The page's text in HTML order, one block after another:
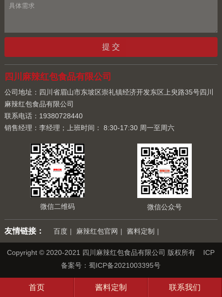
四川麻辣红包食品有限公司
公司地址：四川省眉山市东坡区崇礼镇经济开发东区上臾路35号四川
麻辣红包食品有限公司
联系电话：19380728440
销售经理：李经理；上班时间： 8:30-17:30 周一至周六
微信公众号
微信二维码
友情链接： 百度 | 麻辣红包官网 | 酱料定制 |
Copyright © 2020-2021 四川麻辣红包食品有限公司 版权所有 ICP
备案号：蜀ICP备2021003395号
首页 酱料定制 联系我们